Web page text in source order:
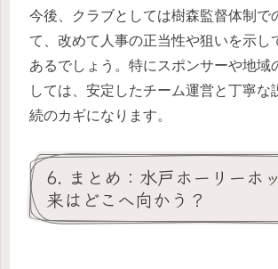
今後、クラブとしては樹森監督体制で
て、改めて人事の正当性や狙いを示し
あるでしょう。特にスポンサーや地域
しては、安定したチーム運営と丁寧な
続のカギになります。
6. まとめ：水戸ホーリーホ
来はどこへ向かう？